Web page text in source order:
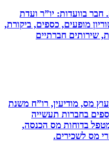
יו”ר ועדת
מופעים, כספים, ביקורת,
חברתיים
מודיעין, רו”ח משנת
בחברות תעשייה
בדוחות מס הכנסה,
לשכירים.